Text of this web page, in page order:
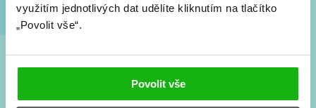
využitím jednotlivých dat udělíte kliknutím na tlačítko
„Povolit vše“.
Povolit vše
Souhlasím spodmínkami zpracování osobních údajů